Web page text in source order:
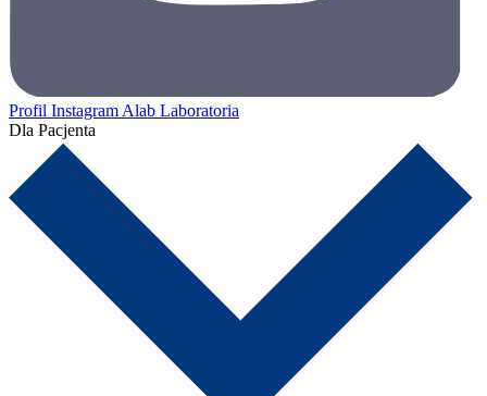
Profil Instagram Alab Laboratoria
Dla Pacjenta